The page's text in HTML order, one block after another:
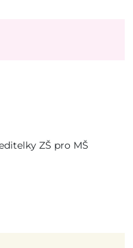
ZŠ pro MŠ